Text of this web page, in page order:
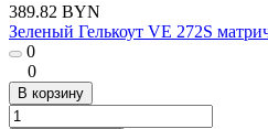
389.82 BYN
Зеленый Гелькоут VE 272S
0
0
В корзину